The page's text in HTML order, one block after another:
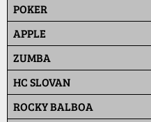
POKER
APPLE
ZUMBA
HC SLOVAN
ROCKY BALBOA